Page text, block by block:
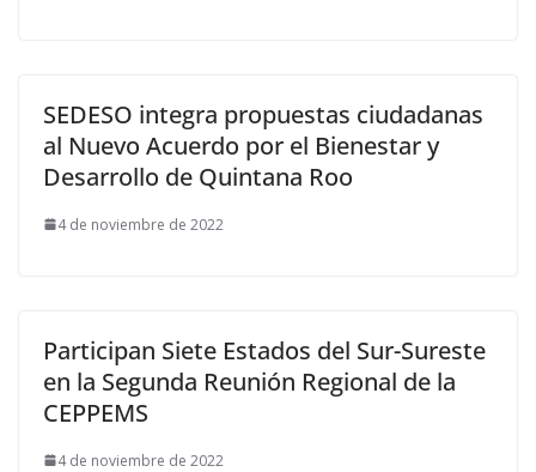
SEDESO integra propuestas ciudadanas
al Nuevo Acuerdo por el Bienestar y
Desarrollo de Quintana Roo
4 de noviembre de 2022
Participan Siete Estados del Sur-Sureste
en la Segunda Reunión Regional de la
CEPPEMS
4 de noviembre de 2022